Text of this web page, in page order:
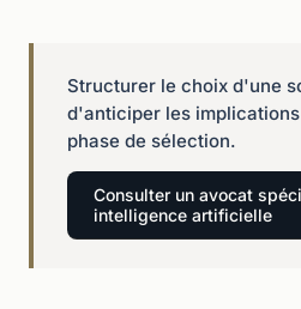
Structurer le choix d'une
d'anticiper les
phase de sélection.
Consulter un avocat
intelligence artificielle